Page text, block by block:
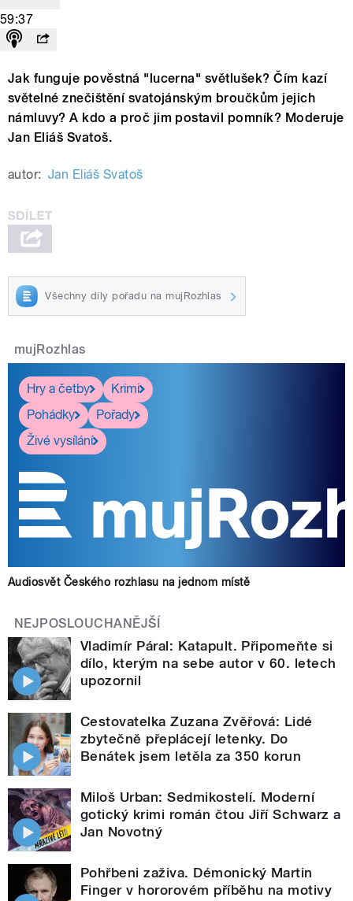
59:37
Jak funguje pověstná "lucerna" světlušek? Čím kazí
světelné znečištění svatojánským broučkům jejich
námluvy? A kdo a proč jim postavil pomník? Moderuje
Jan Eliáš Svatoš.
autor: Jan Eliáš Svatoš
Všechny díly pořadu na mujRozhlas
mujRozhlas
Hry a četby
Krimi
Pohádky
Pořady
Živé vysílání
Audiosvět Českého rozhlasu na jednom místě
NEJPOSLOUCHANĚJŠÍ
Vladimír Páral: Katapult. Připomeňte si
dílo, kterým na sebe autor v 60. letech
upozornil
Cestovatelka Zuzana Zvěřová: Lidé
zbytečně přeplácejí letenky. Do
Benátek jsem letěla za 350 korun
Miloš Urban: Sedmikostelí. Moderní
gotický krimi román čtou Jiří Schwarz a
Jan Novotný
Pohřbeni zaživa. Démonický Martin
Finger v hororovém příběhu na motivy